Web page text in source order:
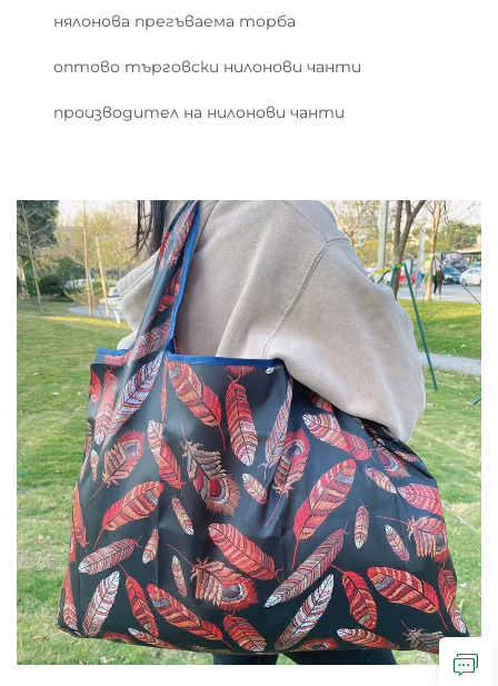
нялонова прегъваема торба
оптово търговски нилонови чанти
производител на нилонови чанти